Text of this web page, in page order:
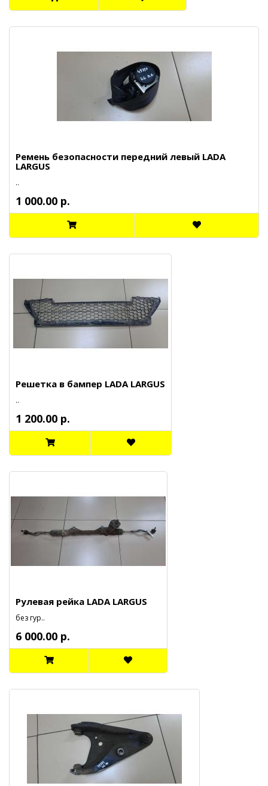
Ремень безопасности передний левый LADA
LARGUS
..
1 000.00 р.
Решетка в бампер LADA LARGUS
..
1 200.00 р.
Рулевая рейка LADA LARGUS
без гур..
6 000.00 р.